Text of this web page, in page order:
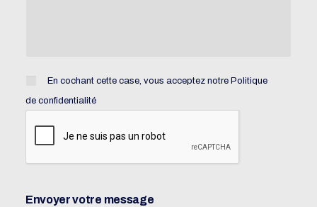
En cochant cette case, vous acceptez notre Politique
de confidentialité
Envoyer votre message